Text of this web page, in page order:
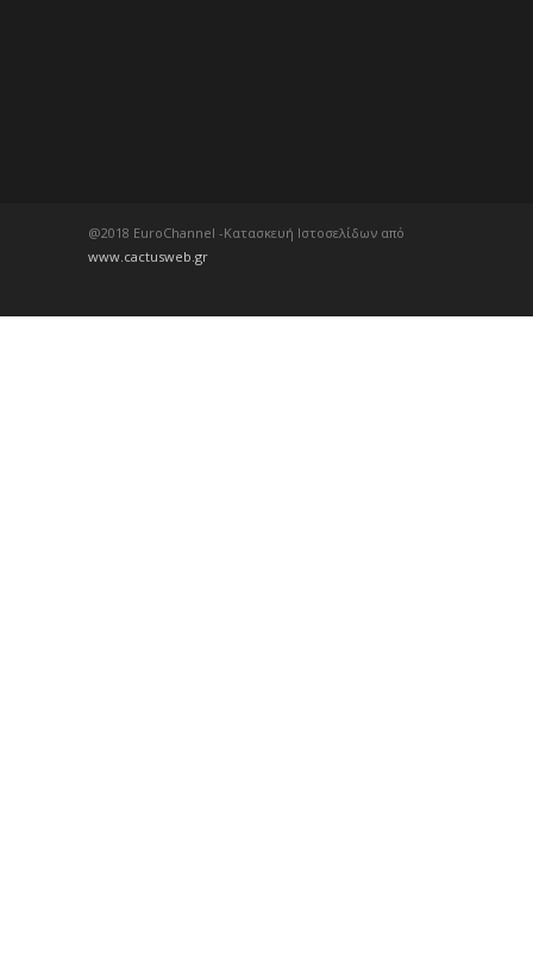
@2018 EuroChannel -Κατασκευή Ιστοσελίδων από
www.cactusweb.gr